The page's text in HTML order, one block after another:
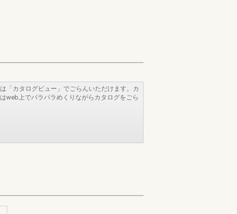
「カタログビュー」でごらんいただけます。カ
web上でパラパラめくりながらカタログをごら